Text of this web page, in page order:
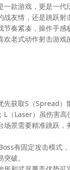
一款游戏，更是一
战友情，还是跳跃射
节奏紧凑，操作手
欢老式动作射击游戏
先获取S（Spread）
（Laser）虽伤害高
场景需要精准跳跃，
有固定攻击模式
破。